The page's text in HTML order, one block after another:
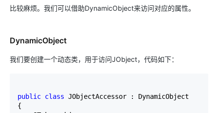
比较麻烦。我们可以借助DynamicObject来访问对应的属性。
DynamicObject
我们要创建一个动态类，用于访问JObject，代码如下：
public class JObjectAccessor : DynamicObject
{